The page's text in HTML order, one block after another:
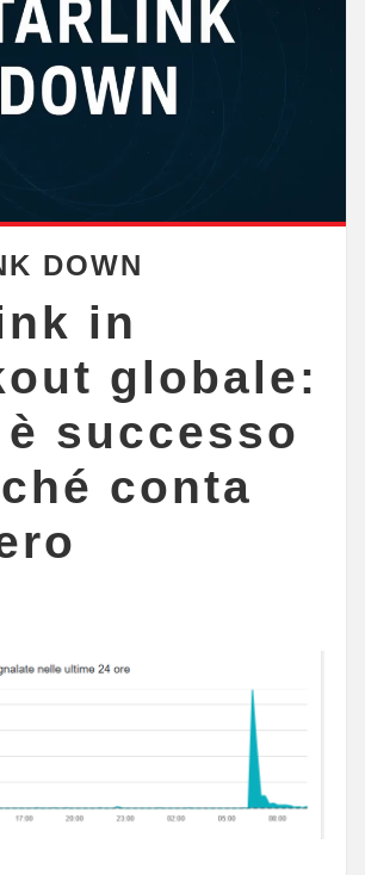
DOWN
in
globale:
successo
conta